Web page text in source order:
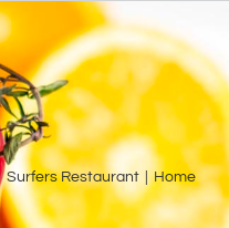
content
Home
Surfers Restaurant